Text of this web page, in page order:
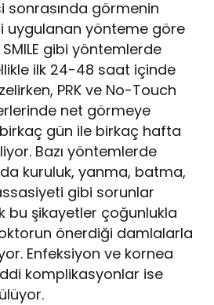
sonrasında görmenin
uygulanan yönteme göre
SMILE gibi yöntemlerde
ilk 24-48 saat içinde
PRK ve No-Touch
net görmeye
gün ile birkaç hafta
Bazı yöntemlerde
kuruluk, yanma, batma,
gibi sorunlar
bu şikayetler çoğunlukla
önerdiği damlalarla
Enfeksiyon ve kornea
komplikasyonlar ise